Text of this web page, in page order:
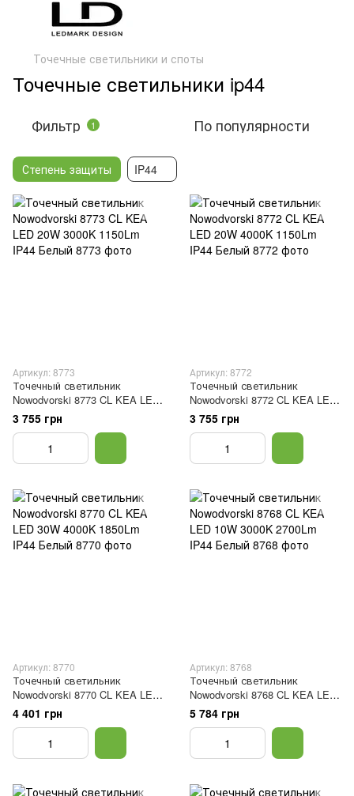
Точечные светильники и споты
Точечные светильники ip44
Фильтр 1 По популярности
Степень защиты IP44
Артикул: 8773
Точечный светильник
Nowodvorski 8773 CL KEA LED
20W 3000K 1150Lm IP44 Белый
3 755 грн
Артикул: 8772
Точечный светильник
Nowodvorski 8772 CL KEA LED
20W 4000K 1150Lm IP44 Белый
3 755 грн
Артикул: 8770
Точечный светильник
Nowodvorski 8770 CL KEA LED
30W 4000K 1850Lm IP44 Белый
4 401 грн
Артикул: 8768
Точечный светильник
Nowodvorski 8768 CL KEA LED
10W 3000K 2700Lm IP44 Белый
5 784 грн